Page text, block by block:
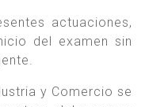
actuaciones,
del examen sin
y Comercio se